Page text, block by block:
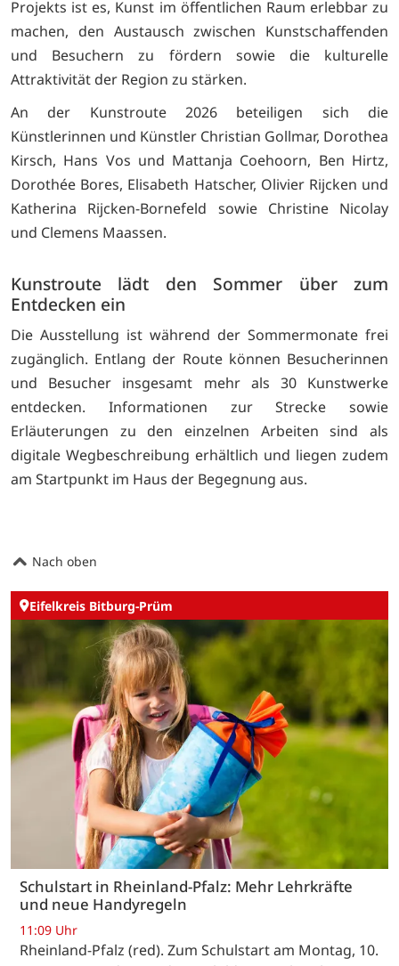
Projekts ist es, Kunst im öffentlichen Raum erlebbar zu
machen, den Austausch zwischen Kunstschaffenden
und Besuchern zu fördern sowie die kulturelle
Attraktivität der Region zu stärken.
An der Kunstroute 2026 beteiligen sich die
Künstlerinnen und Künstler Christian Gollmar, Dorothea
Kirsch, Hans Vos und Mattanja Coehoorn, Ben Hirtz,
Dorothée Bores, Elisabeth Hatscher, Olivier Rijcken und
Katherina Rijcken-Bornefeld sowie Christine Nicolay
und Clemens Maassen.
Kunstroute lädt den Sommer über zum
Entdecken ein
Die Ausstellung ist während der Sommermonate frei
zugänglich. Entlang der Route können Besucherinnen
und Besucher insgesamt mehr als 30 Kunstwerke
entdecken. Informationen zur Strecke sowie
Erläuterungen zu den einzelnen Arbeiten sind als
digitale Wegbeschreibung erhältlich und liegen zudem
am Startpunkt im Haus der Begegnung aus.
Nach oben
Eifelkreis Bitburg-Prüm
Schulstart in Rheinland-Pfalz: Mehr Lehrkräfte
und neue Handyregeln
11:09 Uhr
Rheinland-Pfalz (red). Zum Schulstart am Montag, 10.